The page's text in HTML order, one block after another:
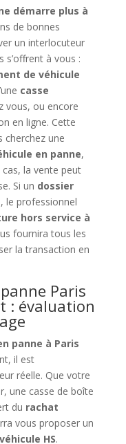
démarre plus à
de bonnes
un interlocuteur
s’offrent à vous :
de véhicule
casse
vous, ou encore
en ligne. Cette
cherchez une
en panne,
la vente peut
Si un dossier
le professionnel
hors service à
fournira tous les
la transaction en
Paris
: évaluation
panne à Paris
il est
réelle. Que votre
une casse de boîte
du rachat
vous proposer un
HS.